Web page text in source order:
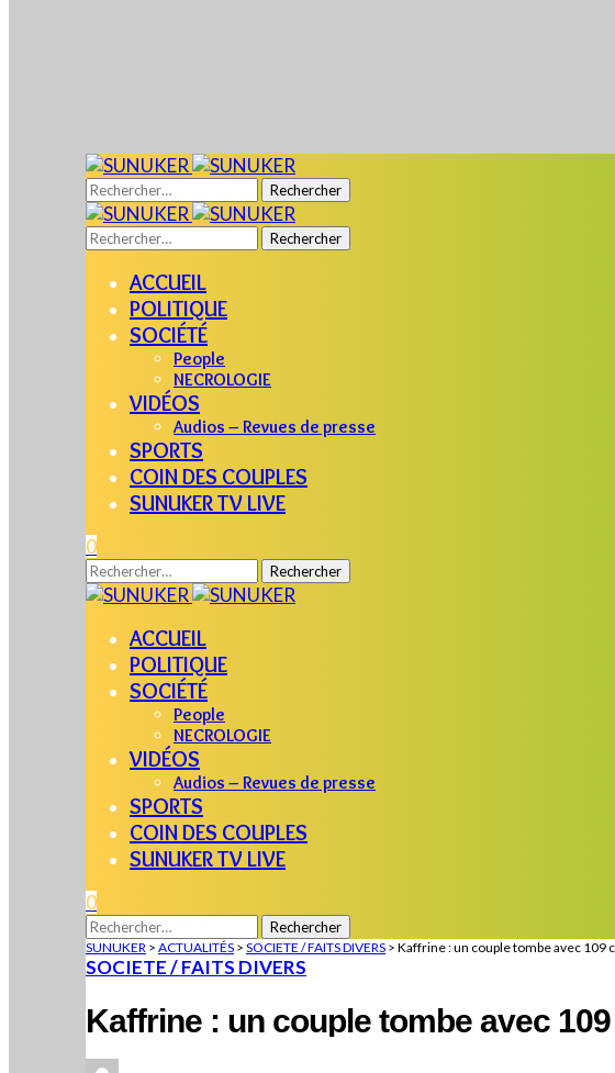
Rechercher :
Rechercher :
ACCUEIL
POLITIQUE
SOCIÉTÉ
People
NECROLOGIE
VIDÉOS
Audios – Revues de presse
SPORTS
COIN DES COUPLES
SUNUKER TV LIVE
0
Rechercher :
ACCUEIL
POLITIQUE
SOCIÉTÉ
People
NECROLOGIE
VIDÉOS
Audios – Revues de presse
SPORTS
COIN DES COUPLES
SUNUKER TV LIVE
0
Rechercher :
SUNUKER > ACTUALITÉS > SOCIETE / FAITS DIVERS > Kaffrine : un couple tombe avec 109
SOCIETE / FAITS DIVERS
Kaffrine : un couple tombe avec